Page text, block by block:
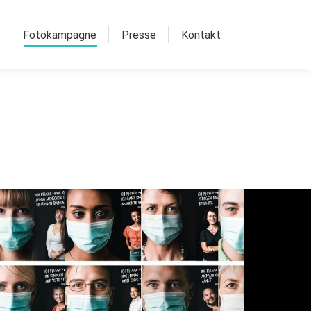
Fotokampagne Presse Kontakt